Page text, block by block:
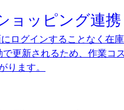
ョッピング連携
ログインすることなく在
で更新されるため、作業コ
ります。